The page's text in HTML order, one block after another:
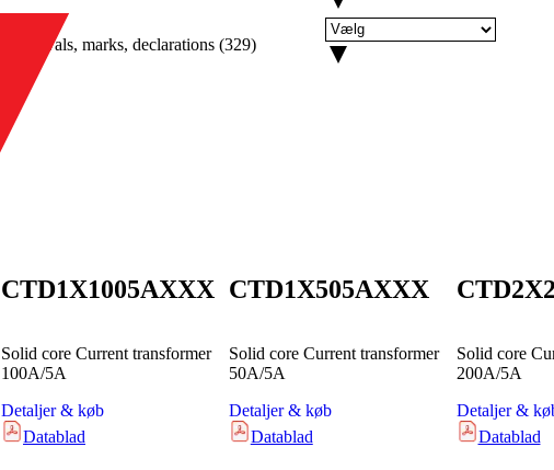
Approvals, marks, declarations (329)
CTD1X1005AXXX
Solid core Current transformer
100A/5A
Detaljer & køb
Datablad
CTD1X505AXXX
Solid core Current transformer
50A/5A
Detaljer & køb
Datablad
Solid core
200A/5A
Detaljer &
Datablad